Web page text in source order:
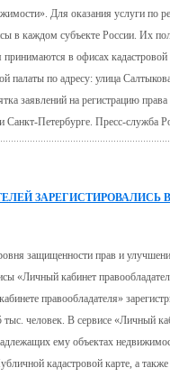
Для оказания услуги по
в каждом субъекте России. Их
принимаются в офисах
палаты по адресу: улица
заявлений на регистрацию
Санкт-Петербурге. Пресс-служба
ЗАРЕГИСТИРОВАЛИСЬ
защищенности прав и
«Личный кабинет
правообладателя»
тыс. человек. В сервисе «Личный
ему объектах
кадастровой карте, а